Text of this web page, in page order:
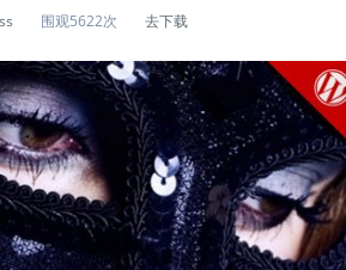
围观5622次 去下载